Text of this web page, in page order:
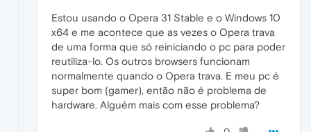
Estou usando o Opera 31 Stable e o Windows 10
x64 e me acontece que as vezes o Opera trava
de uma forma que só reiniciando o pc para poder
reutiliza-lo. Os outros browsers funcionam
normalmente quando o Opera trava. E meu pc é
super bom (gamer), então não é problema de
hardware. Alguém mais com esse problema?